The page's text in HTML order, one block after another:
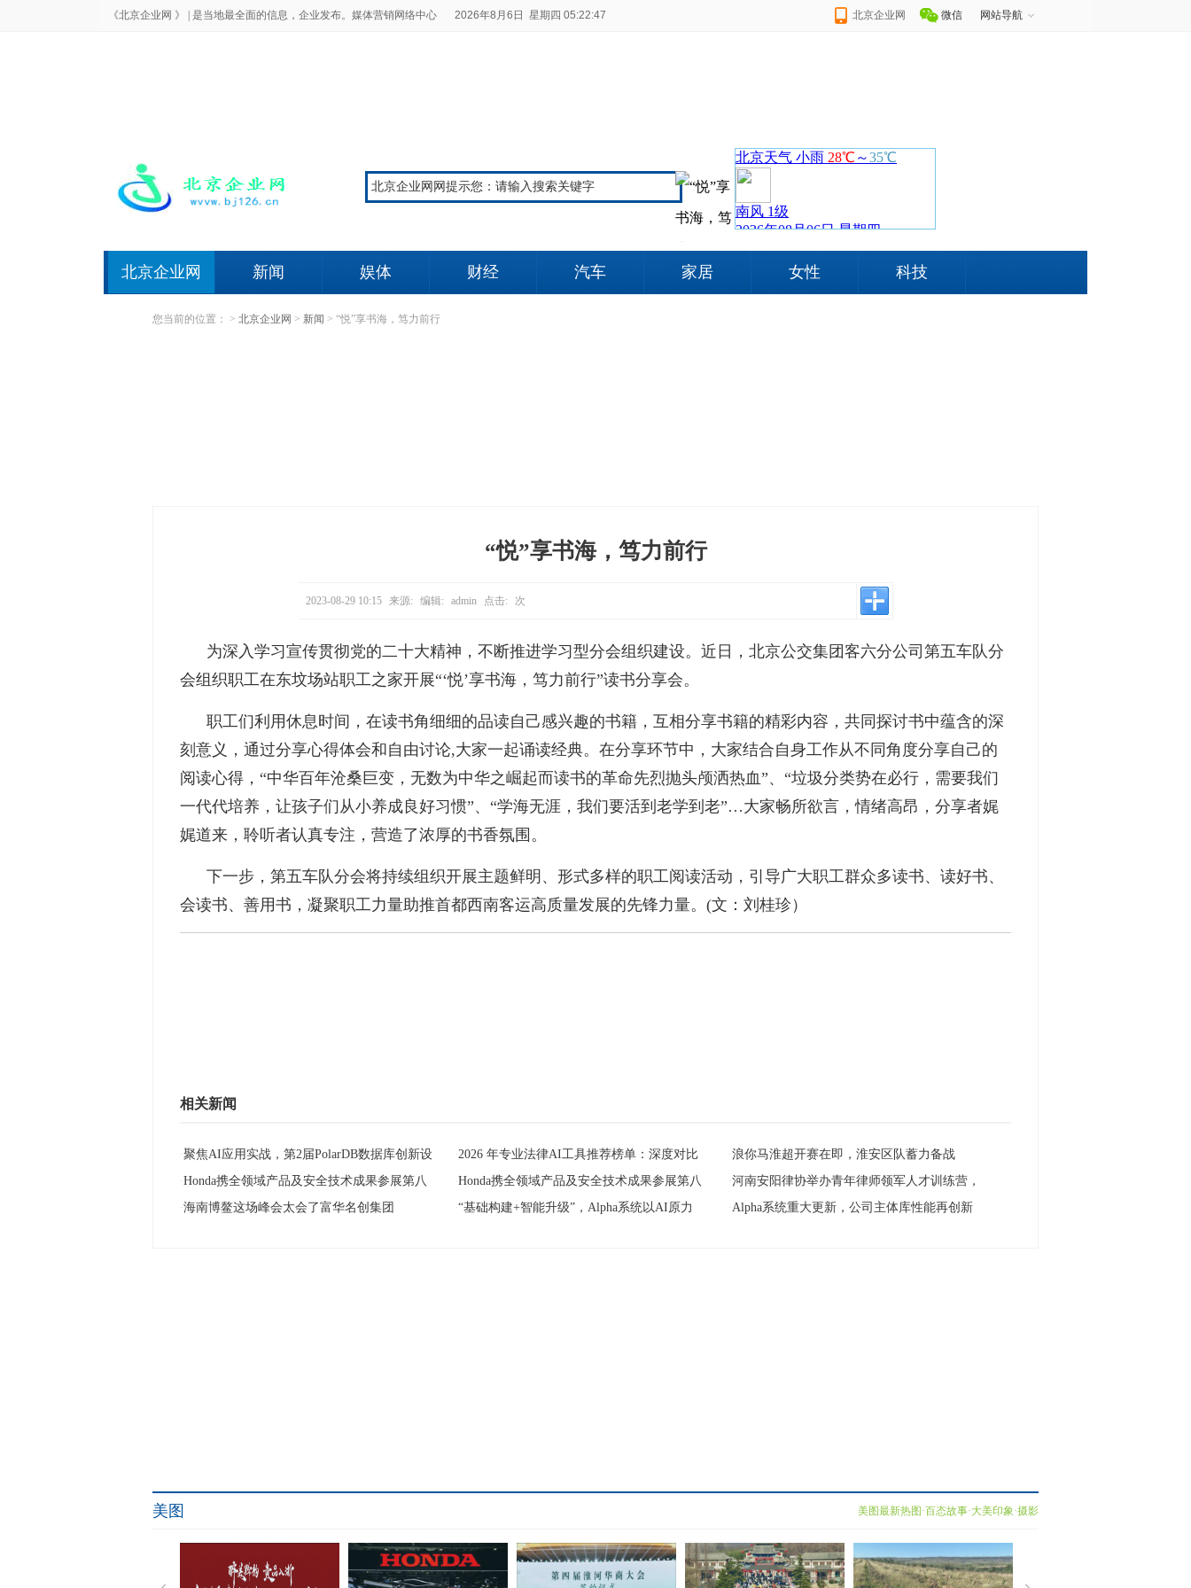
《北京企业网 》 | 是当地最全面的信息，企业发布。媒体营销网络中心 2026年8月6日 星期四 05:22:47 北京企业网 微信 网站导航
北京企业网 新闻 娱体 财经 汽车 家居 女性 科技
您当前的位置： > 北京企业网 > 新闻 > “悦”享书海，笃力前行
“悦”享书海，笃力前行
2023-08-29 10:15 来源: 编辑: admin 点击: 次
为深入学习宣传贯彻党的二十大精神，不断推进学习型分会组织建设。近日，北京公交集团客六分公司第五车队分
会组织职工在东坟场站职工之家开展“‘悦’享书海，笃力前行”读书分享会。
职工们利用休息时间，在读书角细细的品读自己感兴趣的书籍，互相分享书籍的精彩内容，共同探讨书中蕴含的深
刻意义，通过分享心得体会和自由讨论,大家一起诵读经典。在分享环节中，大家结合自身工作从不同角度分享自己的
阅读心得，“中华百年沧桑巨变，无数为中华之崛起而读书的革命先烈抛头颅洒热血”、“垃圾分类势在必行，需要我们
一代代培养，让孩子们从小养成良好习惯”、“学海无涯，我们要活到老学到老”…大家畅所欲言，情绪高昂，分享者娓
娓道来，聆听者认真专注，营造了浓厚的书香氛围。
下一步，第五车队分会将持续组织开展主题鲜明、形式多样的职工阅读活动，引导广大职工群众多读书、读好书、
会读书、善用书，凝聚职工力量助推首都西南客运高质量发展的先锋力量。(文：刘桂珍）
相关新闻
·聚焦AI应用实战，第2届PolarDB数据库创新设 ·2026 年专业法律AI工具推荐榜单：深度对比 ·浪你马淮超开赛在即，淮安区队蓄力备战
·Honda携全领域产品及安全技术成果参展第八 ·Honda携全领域产品及安全技术成果参展第八 ·河南安阳律协举办青年律师领军人才训练营，
·海南博鳌这场峰会太会了富华名创集团 ·“基础构建+智能升级”，Alpha系统以AI原力 ·Alpha系统重大更新，公司主体库性能再创新
美图 美图最新热图·百态故事·大美印象·摄影